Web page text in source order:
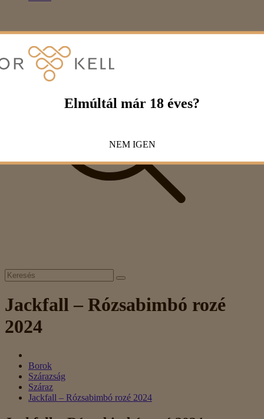
Jackfall – Rózsabimbó rozé
2024
Borok
Szárazság
Száraz
Jackfall – Rózsabimbó rozé 2024
Elmúltál már 18 éves?
NEM IGEN